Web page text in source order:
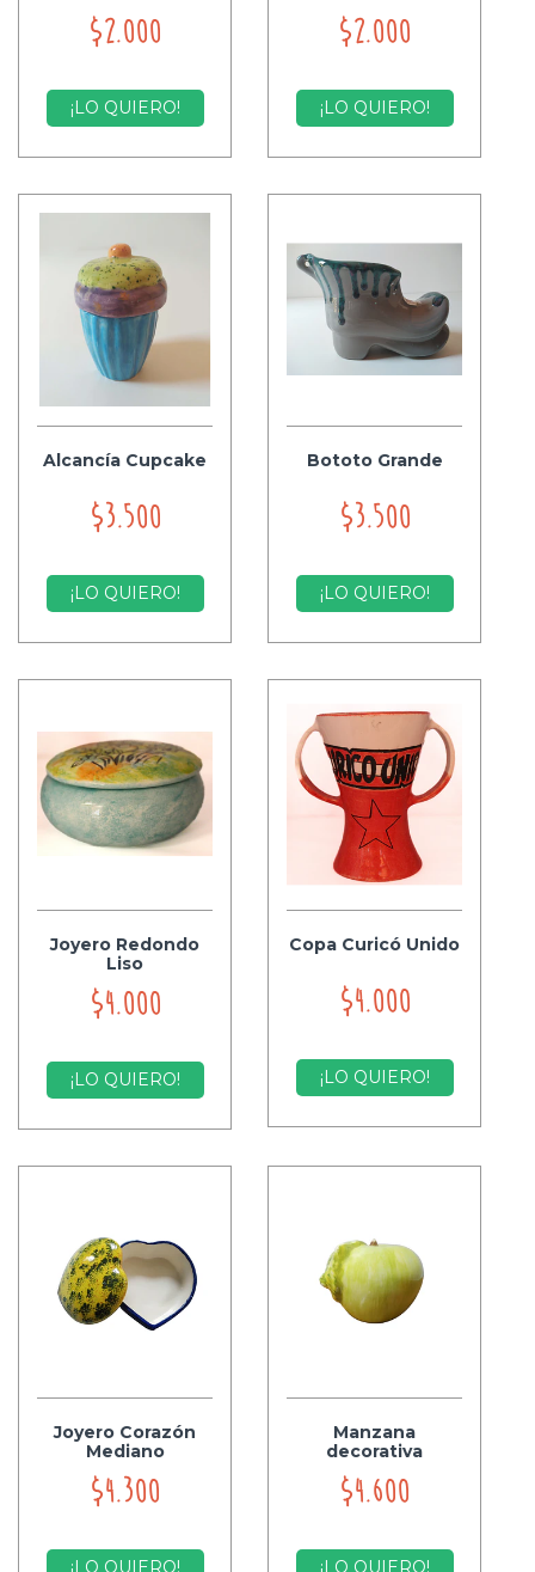
$2.000
¡LO QUIERO!
$2.000
¡LO QUIERO!
Alcancía Cupcake
$3.500
¡LO QUIERO!
Bototo Grande
$3.500
¡LO QUIERO!
Joyero Redondo
Liso
$4.000
¡LO QUIERO!
Copa Curicó Unido
$4.000
¡LO QUIERO!
Joyero Corazón
Mediano
$4.300
¡LO QUIERO!
Manzana
decorativa
$4.600
¡LO QUIERO!